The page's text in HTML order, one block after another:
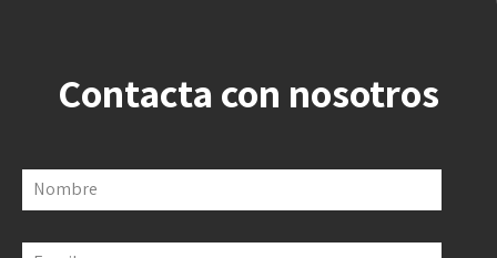
Contacta con nosotros
Nombre